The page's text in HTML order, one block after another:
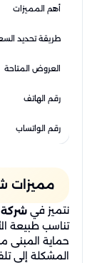
أهم المميزات
طريقة تحديد
العروض المتاحة
رقم الهاتف
رقم الواتساب
مميزات
نتميز في
تناسب طبيعة
حماية المبنى
المشكلة إلى